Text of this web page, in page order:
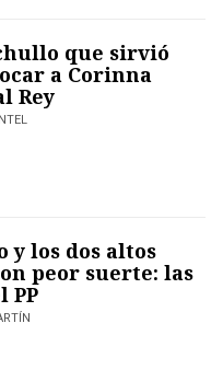
que sirvió
a Corinna
Rey
y los dos altos
peor suerte: las
PP